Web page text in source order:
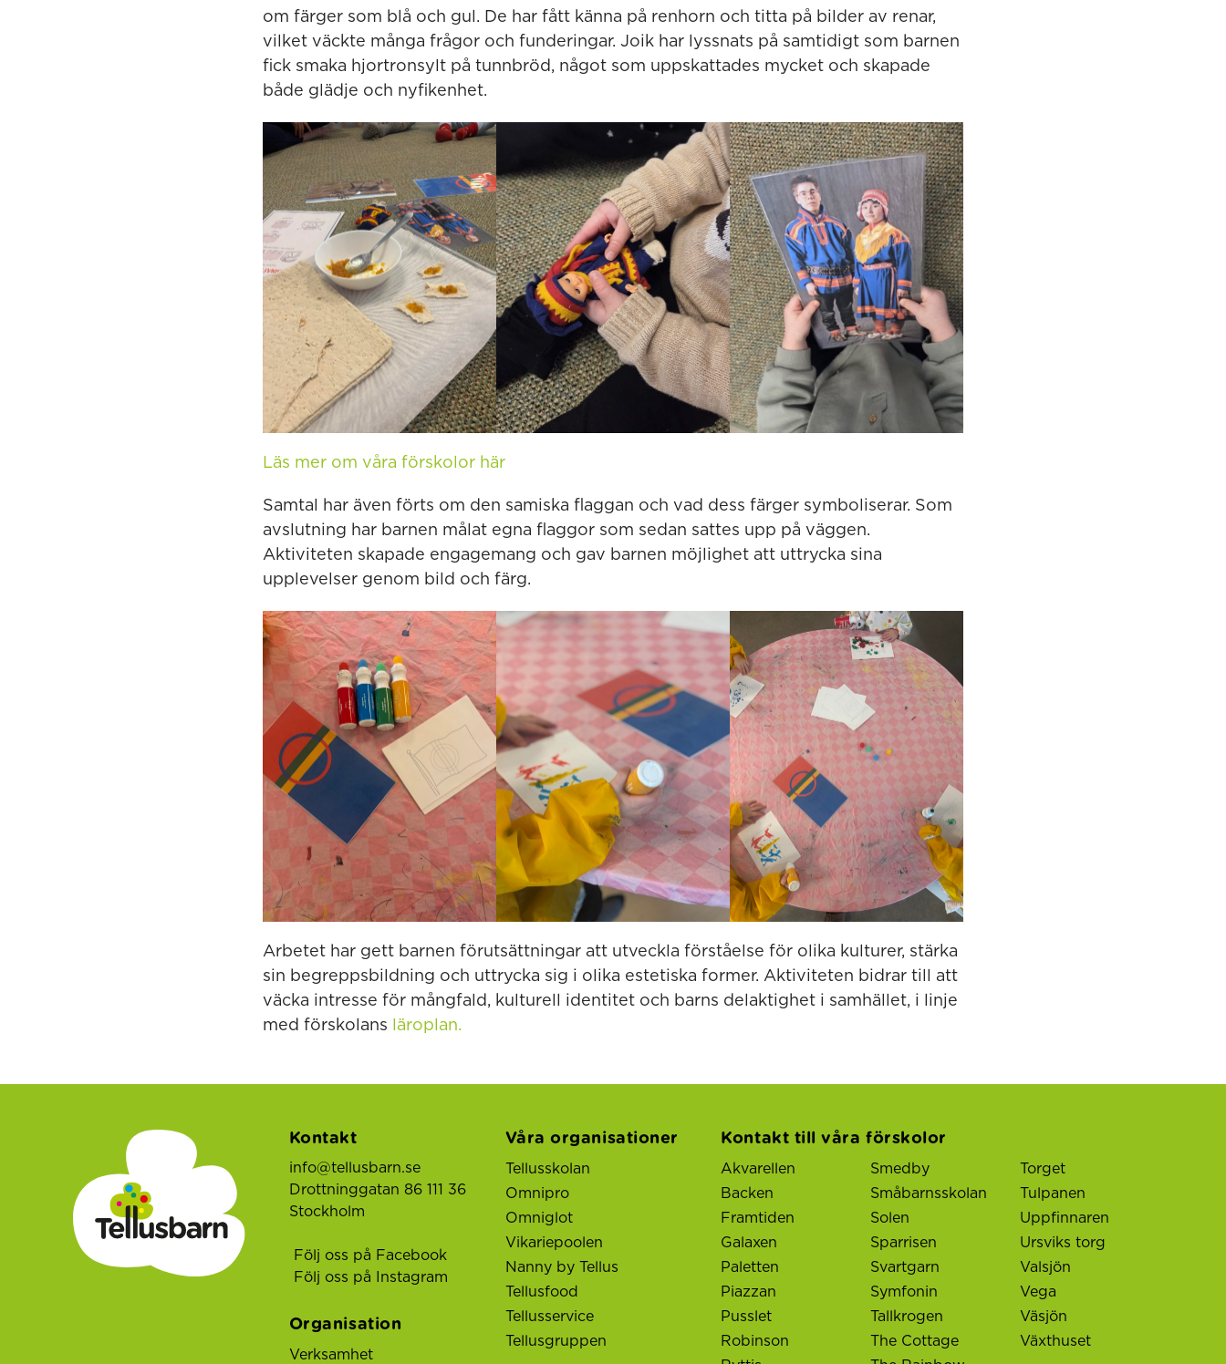
om färger som blå och gul. De har fått känna på renhorn och titta på bilder av renar,
vilket väckte många frågor och funderingar. Joik har lyssnats på samtidigt som barnen
fick smaka hjortronsylt på tunnbröd, något som uppskattades mycket och skapade
både glädje och nyfikenhet.
Läs mer om våra förskolor här
Samtal har även förts om den samiska flaggan och vad dess färger symboliserar. Som
avslutning har barnen målat egna flaggor som sedan sattes upp på väggen.
Aktiviteten skapade engagemang och gav barnen möjlighet att uttrycka sina
upplevelser genom bild och färg.
Arbetet har gett barnen förutsättningar att utveckla förståelse för olika kulturer, stärka
sin begreppsbildning och uttrycka sig i olika estetiska former. Aktiviteten bidrar till att
väcka intresse för mångfald, kulturell identitet och barns delaktighet i samhället, i linje
med förskolans
läroplan.
Kontakt
info@tellusbarn.se
Drottninggatan 86 111 36
Stockholm
Följ oss på Facebook
Följ oss på Instagram
Organisation
Verksamhet
Våra organisationer
Tellusskolan
Omnipro
Omniglot
Vikariepoolen
Nanny by Tellus
Tellusfood
Tellusservice
Tellusgruppen
Kontakt till våra förskolor
Akvarellen
Backen
Framtiden
Galaxen
Paletten
Piazzan
Pusslet
Robinson
Smedby
Småbarnsskolan
Solen
Sparrisen
Svartgarn
Symfonin
Tallkrogen
The Cottage
Torget
Tulpanen
Uppfinnaren
Ursviks torg
Valsjön
Vega
Väsjön
Växthuset